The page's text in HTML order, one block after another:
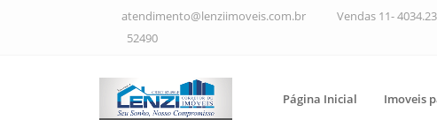
atendimento@lenziimoveis.com.br
Vendas 11-
52490
Página Inicial Imoveis